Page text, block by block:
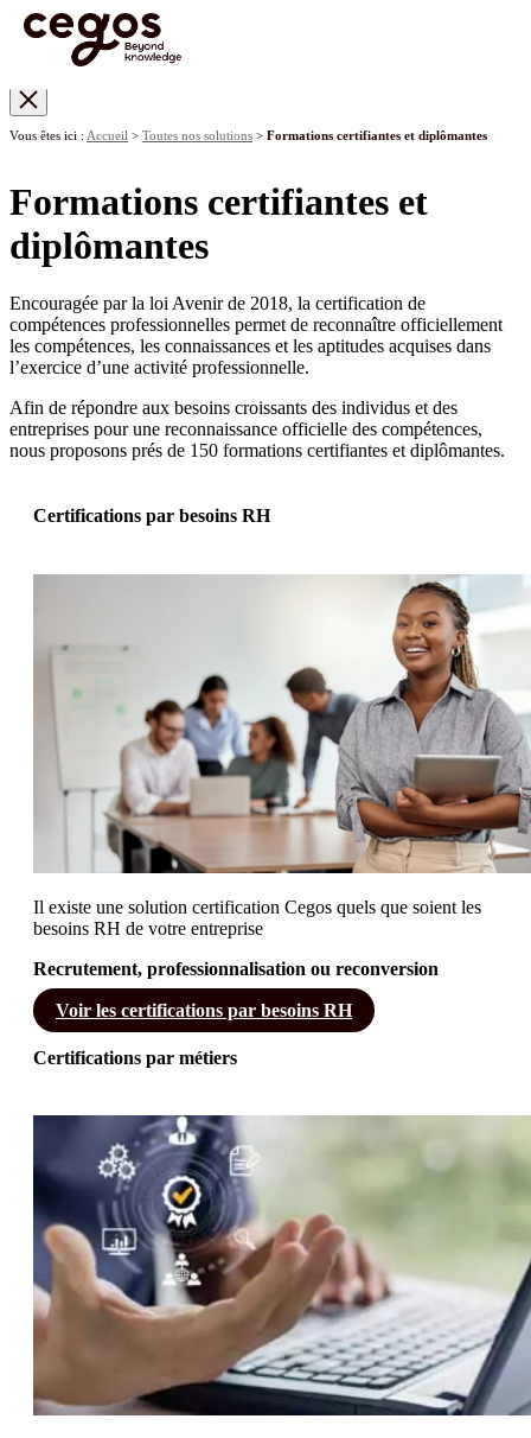
Vous êtes ici : Accueil > Toutes nos solutions > Formations certifiantes et diplômantes
Formations certifiantes et
diplômantes
Encouragée par la loi Avenir de 2018, la certification de
compétences professionnelles permet de reconnaître officiellement
les compétences, les connaissances et les aptitudes acquises dans
l’exercice d’une activité professionnelle.
Afin de répondre aux besoins croissants des individus et des
entreprises pour une reconnaissance officielle des compétences,
nous proposons prés de 150 formations certifiantes et diplômantes.
Certifications par besoins RH
Il existe une solution certification Cegos quels que soient les
besoins RH de votre entreprise
Recrutement, professionnalisation ou reconversion
Voir les certifications par besoins RH
Certifications par métiers